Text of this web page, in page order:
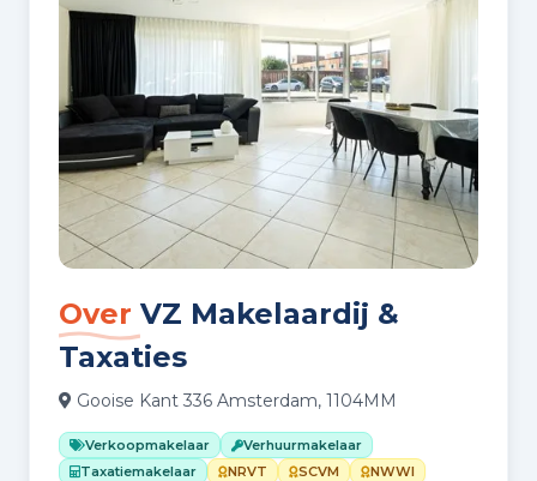
Over VZ Makelaardij &
Taxaties
Gooise Kant 336 Amsterdam, 1104MM
Verkoopmakelaar
Verhuurmakelaar
Taxatiemakelaar
NRVT SCVM
NWWI